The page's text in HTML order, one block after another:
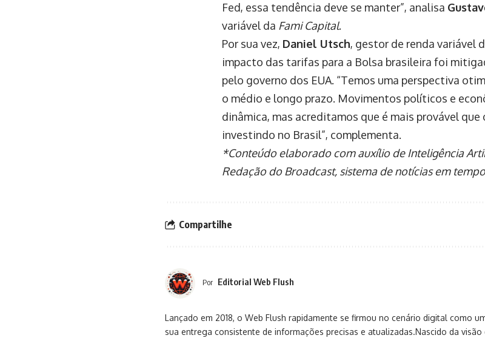
Fed, essa tendência deve se manter”, analisa
variável da Fami Capital.
Por sua vez, Daniel Utsch, gestor de renda variável
impacto das tarifas para a Bolsa brasileira foi
pelo governo dos EUA. “Temos uma perspectiva
o médio e longo prazo. Movimentos políticos e
dinâmica, mas acreditamos que é mais provável
investindo no Brasil”, complementa.
*Conteúdo elaborado com auxílio de Inteligência
Redação do Broadcast, sistema de notícias em
Compartilhe
Por Editorial Web Flush
Lançado em 2018, o Web Flush rapidamente se firmou no cenário digital como
sua entrega consistente de informações precisas e atualizadas.Nascido da